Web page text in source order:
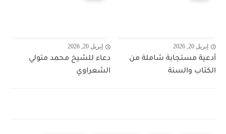
إبريل 20, 2026
أدعية مستجابة شاملة من
الكتاب والسنة
إبريل 20, 2026
دعاء للشيخ محمد متولي
الشعراوي